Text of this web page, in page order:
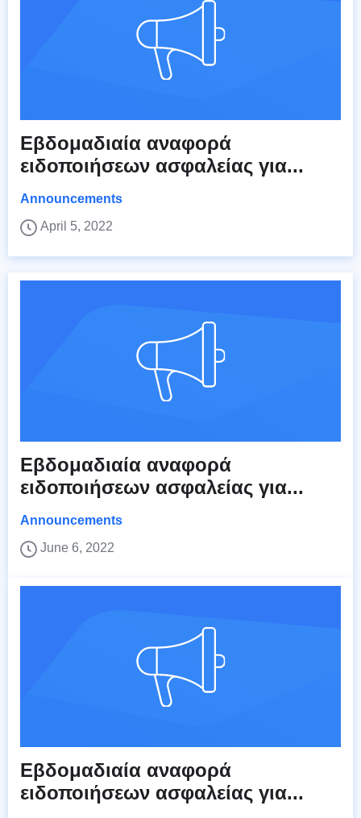
Εβδομαδιαία αναφορά
ειδοποιήσεων ασφαλείας για...
Announcements
April 5, 2022
Εβδομαδιαία αναφορά
ειδοποιήσεων ασφαλείας για...
Announcements
June 6, 2022
Εβδομαδιαία αναφορά
ειδοποιήσεων ασφαλείας για...